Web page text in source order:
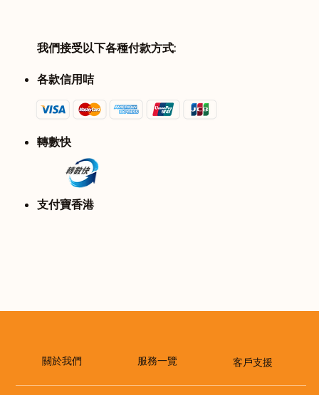
我們接受以下各種付款方式:
各款信用咭
轉數快
​支付寶香港
關於我們 ​服務一覽 客戶支援